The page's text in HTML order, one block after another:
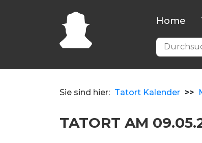
Home
Sie sind hier: Tatort Kalender >>
TATORT AM